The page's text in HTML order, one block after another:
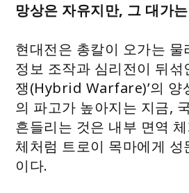
망상은 자유지만, 그 대가
현대전은 총칼이 오가는 물
정보 조작과 심리전이 뒤섞
쟁(Hybrid Warfare)’의 양
의 파고가 높아지는 지금,
흔들리는 것은 내부 면역
체처럼 트로이 목마에게 성
이다.